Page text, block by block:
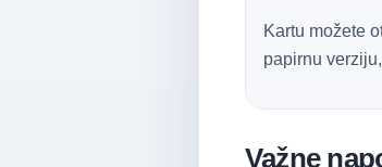
Kartu možete
papirnu
Važne